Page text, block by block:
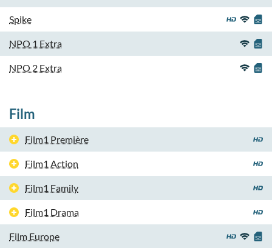
Spike
NPO 1 Extra
NPO 2 Extra
Film
Film1 Première
Film1 Action
Film1 Family
Film1 Drama
Film Europe